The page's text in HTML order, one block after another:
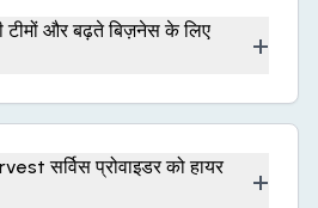
और बढ़ते बिज़नेस के लिए
+
सर्विस प्रोवाइडर को हायर
+